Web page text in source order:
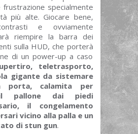
specialmente
più alte. Giocare bene,
e ovviamente
riempire la barra dei
sulla HUD, che porterà
di un power-up a caso
teletrasporto,
gigante da sistemare
porta, calamita per
pallone dai piedi
il congelamento
vicino alla palla e un
di stun gun.